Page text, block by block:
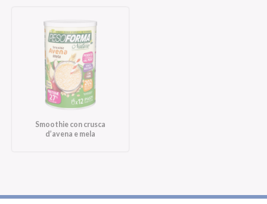
Smoothie con crusca
d’avena e mela